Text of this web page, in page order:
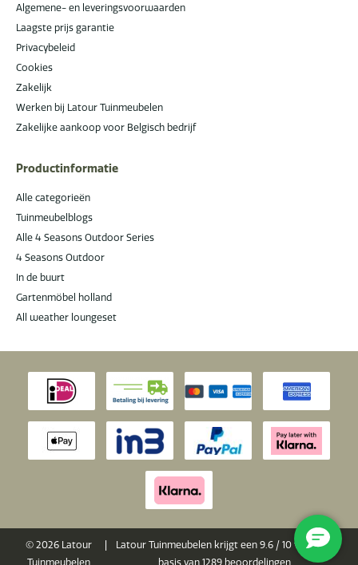
Algemene- en leveringsvoorwaarden
Laagste prijs garantie
Privacybeleid
Cookies
Zakelijk
Werken bij Latour Tuinmeubelen
Zakelijke aankoop voor Belgisch bedrijf
Productinformatie
Alle categorieën
Tuinmeubelblogs
Alle 4 Seasons Outdoor Series
4 Seasons Outdoor
In de buurt
Gartenmöbel holland
All weather loungeset
© 2026 Latour
Tuinmeubelen
Latour Tuinmeubelen krijgt een 9.6 / 10van 10 op
basis van1289 beoordelingen.